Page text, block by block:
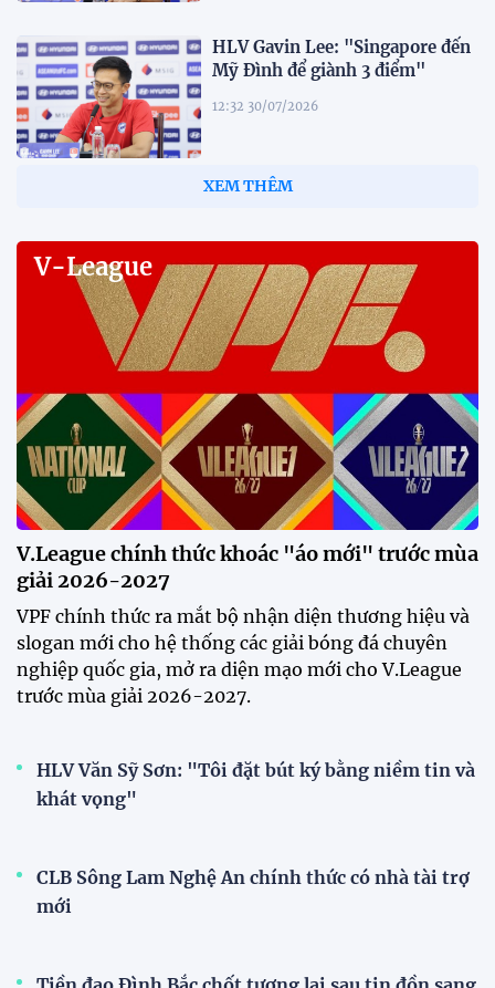
HLV Gavin Lee: "Singapore đến
Mỹ Đình để giành 3 điểm"
12:32 30/07/2026
12:20 30/07/2026
Phóng viên Singapore bất ngờ
sao nhập tịch tuyển Việt Nam
20:19 29/07/2026
Đội tuyển Việt Nam chạm trán
Thái Lan tại Division 1 FIFA
ASEAN Cup 2026
Dàn sao U23 Việt Nam hội quân
trong mưa, sẵn sàng cho chiến
2026
Đội tuyển Việt Nam được tiếp